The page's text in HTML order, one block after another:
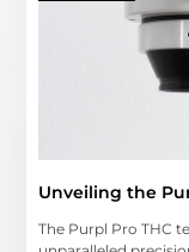
Unveiling the
The Purpl Pro THC